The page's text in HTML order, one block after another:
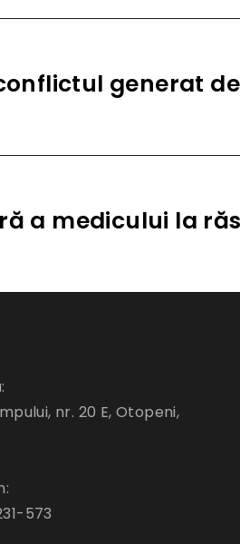
generat
a medicului la
nr. 20 E, Otopeni,
573